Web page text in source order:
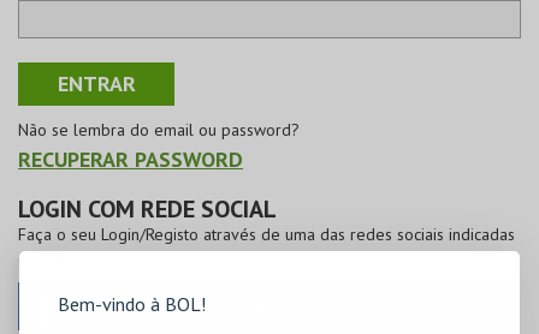
Bem-vindo à BOL!
Não se lembra do email ou password?
RECUPERAR PASSWORD
LOGIN COM REDE SOCIAL
Faça o seu Login/Registo através de uma das redes sociais indicadas
em baixo